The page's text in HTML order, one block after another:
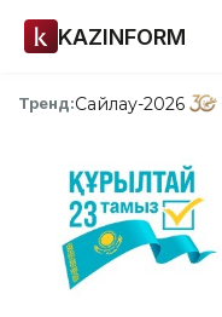
KAZINFORM
Тренд:Сайлау-2026